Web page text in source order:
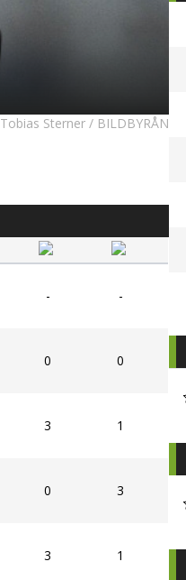
Tobias Sterner / BILDBYRÅN
- -
0 0
3 1
0 3
3 1